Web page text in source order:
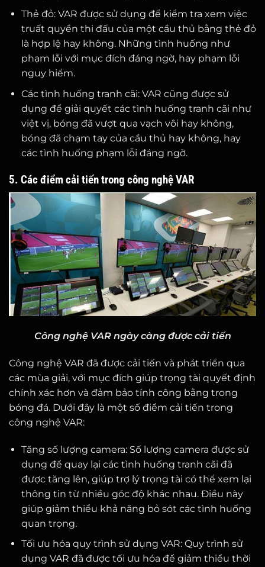
Thẻ đỏ: VAR được sử dụng để kiểm tra xem việc
truất quyền thi đấu của một cầu thủ bằng thẻ đỏ
là hợp lệ hay không. Những tình huống như
phạm lỗi với mục đích đáng ngờ, hay phạm lỗi
nguy hiểm.
Các tình huống tranh cãi: VAR cũng được sử
dụng để giải quyết các tình huống tranh cãi như
việt vị, bóng đã vượt qua vạch vôi hay không,
bóng đã chạm tay của cầu thủ hay không, hay
các tình huống phạm lỗi đáng ngờ.
5. Các điểm cải tiến trong công nghệ VAR
Công nghệ VAR ngày càng được cải tiến
Công nghệ VAR đã được cải tiến và phát triển qua
các mùa giải, với mục đích giúp trọng tài quyết định
chính xác hơn và đảm bảo tính công bằng trong
bóng đá. Dưới đây là một số điểm cải tiến trong
công nghệ VAR:
Tăng số lượng camera: Số lượng camera được sử
dụng để quay lại các tình huống tranh cãi đã
được tăng lên, giúp trợ lý trọng tài có thể xem lại
thông tin từ nhiều góc độ khác nhau. Điều này
giúp giảm thiểu khả năng bỏ sót các tình huống
quan trọng.
Tối ưu hóa quy trình sử dụng VAR: Quy trình sử
dụng VAR đã được tối ưu hóa để giảm thiểu thời